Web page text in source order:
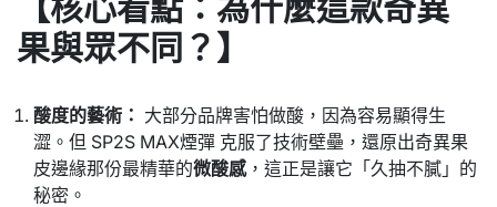
【核心看點：為什麼這款奇異
果與眾不同？】
酸度的藝術： 大部分品牌害怕做酸，因為容易顯得生
澀。但 SP2S MAX煙彈 克服了技術壁壘，還原出奇異果
皮邊緣那份最精華的微酸感，這正是讓它「久抽不膩」的
秘密。